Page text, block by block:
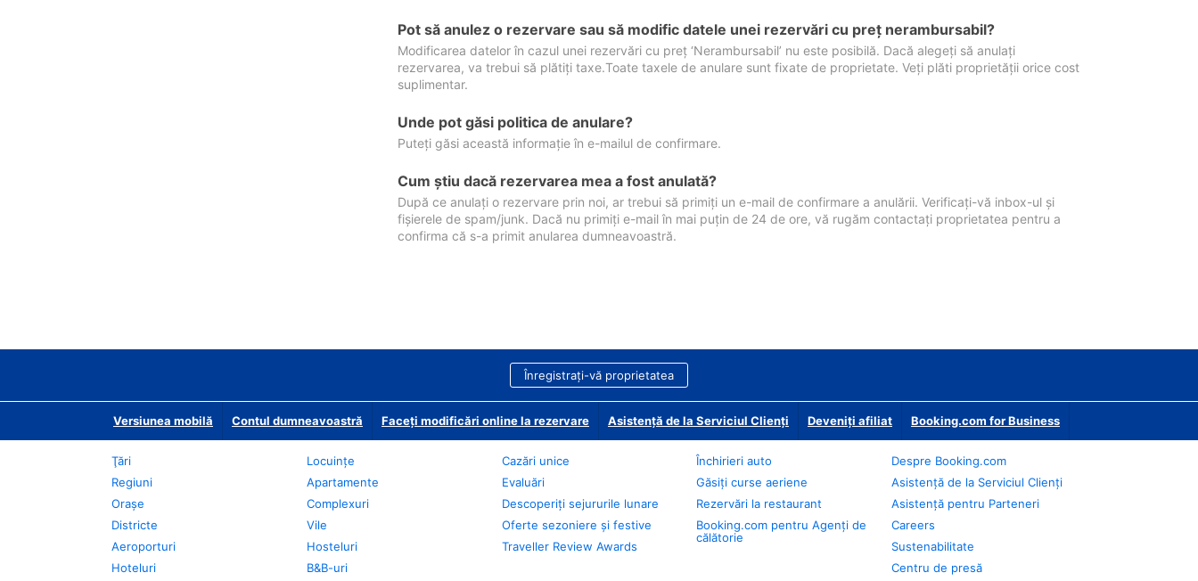
Pot să anulez o rezervare sau să modific datele unei rezervări cu preţ nerambursabil?
Modificarea datelor în cazul unei rezervări cu preț ‘Nerambursabil’ nu este posibilă. Dacă alegeți să anulați
rezervarea, va trebui să plătiți taxe.Toate taxele de anulare sunt fixate de proprietate. Veți plăti proprietății orice cost
suplimentar.
Unde pot găsi politica de anulare?
Puteți găsi această informație în e-mailul de confirmare.
Cum ştiu dacă rezervarea mea a fost anulată?
După ce anulați o rezervare prin noi, ar trebui să primiți un e-mail de confirmare a anulării. Verificați-vă inbox-ul și
fișierele de spam/junk. Dacă nu primiți e-mail în mai puțin de 24 de ore, vă rugăm contactați proprietatea pentru a
confirma că s-a primit anularea dumneavoastră.
Înregistrați-vă proprietatea
Versiunea mobilă Contul dumneavoastră Faceți modificări online la rezervare Asistență de la Serviciul Clienți Deveniţi afiliat Booking.com for Business
Ţări
Regiuni
Oraşe
Districte
Aeroporturi
Hoteluri
Locuințe
Apartamente
Complexuri
Vile
Hosteluri
B&B-uri
Cazări unice
Evaluări
Descoperiți sejururile lunare
Oferte sezoniere și festive
Traveller Review Awards
Închirieri auto
Găsiți curse aeriene
Rezervări la restaurant
Booking.com pentru Agenți de
călătorie
Despre Booking.com
Asistență de la Serviciul Clienți
Asistență pentru Parteneri
Careers
Sustenabilitate
Centru de presă